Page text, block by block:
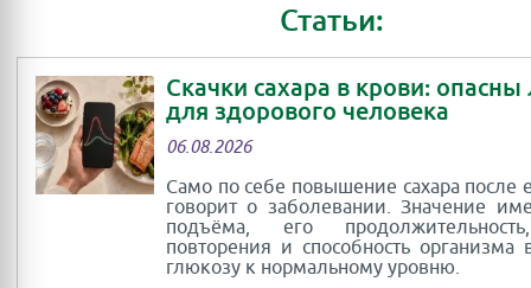
Статьи:
Скачки сахара в крови: опасны
для здорового человека
06.08.2026
Само по себе повышение сахара после
говорит о заболевании. Значение
подъёма, его
повторения и способность организма
глюкозу к нормальному уровню.